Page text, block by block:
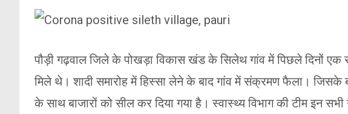
पौड़ी गढ़वाल जिले के पोखड़ा विकास खंड के सिलेथ गांव में पिछले दिनों
मिले थे। शादी समारोह में हिस्सा लेने के बाद गांव में संक्रमण फैला।
के साथ बाजारों को सील कर दिया गया है। स्वास्थ्य विभाग की टीम इन सभी